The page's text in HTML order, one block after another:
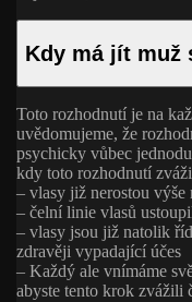
Kdy má jít muž
Toto rozhodnutí je na
uvědomujeme, že
psychicky vůbec
kdy toto rozhodnutí
– vlasy již nerostou výše
– čelní linie vlasů
– vlasy jsou již natolik
zdravěji vypadající účes
– Každý ale vnímáme
abyste tento krok zvážili